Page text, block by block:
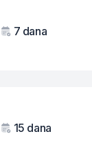
Važenje
7 dana
Važenje
15 dana